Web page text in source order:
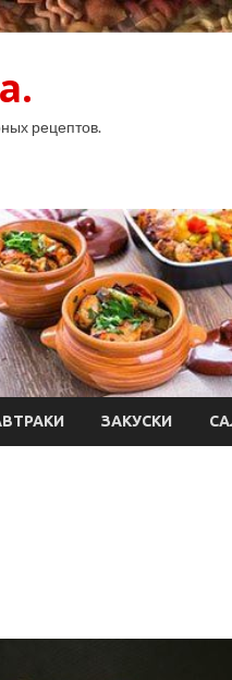
рецептов.
ЗАКУСКИ